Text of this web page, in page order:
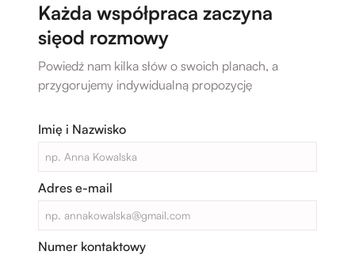
Każda współpraca zaczyna
sięod rozmowy
Powiedź nam kilka słów o swoich planach, a
przygorujemy indywidualną propozycję
Imię i Nazwisko
Adres e-mail
Numer kontaktowy